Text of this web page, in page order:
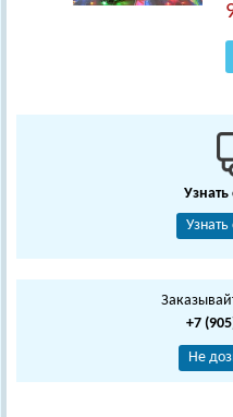
Узнать
Узнать
+7
Не